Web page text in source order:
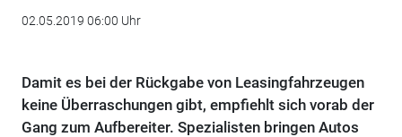
02.05.2019 06:00 Uhr
Damit es bei der Rückgabe von Leasingfahrzeugen
keine Überraschungen gibt, empfiehlt sich vorab der
Gang zum Aufbereiter. Spezialisten bringen Autos